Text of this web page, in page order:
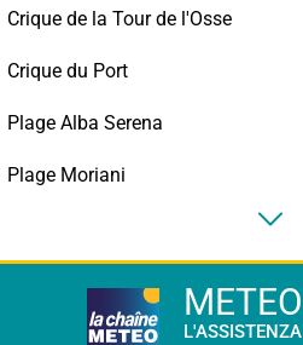
Crique de la Tour de l'Osse
Crique du Port
Plage Alba Serena
Plage Moriani
METEO
L'ASSISTENZA